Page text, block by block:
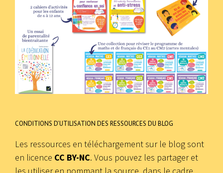
CONDITIONS D’UTILISATION DES RESSOURCES DU BLOG
Les ressources en téléchargement sur le blog sont
en licence CC BY-NC. Vous pouvez les partager et